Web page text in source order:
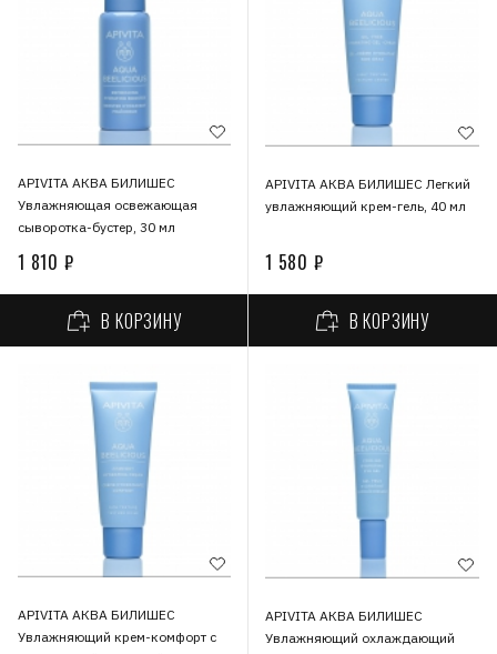
APIVITA АКВА БИЛИШЕС
Увлажняющая освежающая
сыворотка-бустер, 30 мл
1 810 ₽
В КОРЗИНУ
APIVITA АКВА БИЛИШЕС Легкий
увлажняющий крем-гель, 40 мл
1 580 ₽
В КОРЗИНУ
APIVITA АКВА БИЛИШЕС
Увлажняющий крем-комфорт с
APIVITA АКВА БИЛИШЕС
Увлажняющий охлаждающий